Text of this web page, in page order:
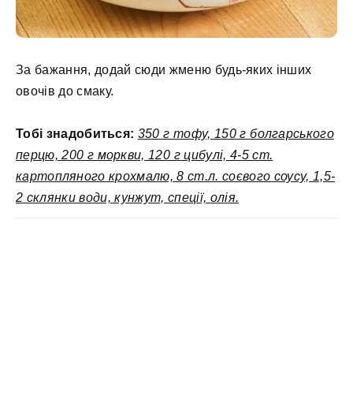
За бажання, додай сюди жменю будь-яких інших
овочів до смаку.
Тобі знадобиться: 350 г тофу, 150 г болгарського
перцю, 200 г моркви, 120 г цибулі, 4-5 ст.
картопляного крохмалю, 8 ст.л. соєвого соусу, 1,5-
2 склянки води, кунжут, спеції, олія.